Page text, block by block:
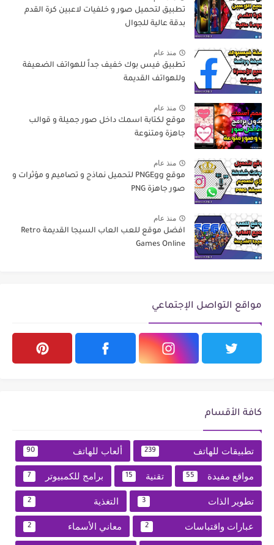
تطبيق لتحميل صور و خلفيات لاعبين كرة القدم
بدقة عالية للجوال
منذ عام
تطبيق فيس بوك خفيف جداً للهواتف الضعيفة
وللهواتف القديمة
منذ عام
موقع لكتابة اسمك داخل صور جميلة و قوالب
جاهزة ومتنوعة
منذ عام
موقع PNGEgg لتحميل نماذج و تصاميم و مؤثرات و
صور جاهزة PNG
منذ عام
افضل موقع للعب العاب السيجا القديمة Retro
Games Online
مواقع التواصل الإجتماعي
كافة الأقسام
تطبيقات للهاتف 239 ألعاب للهاتف 90
مواقع مفيدة 55 تقنية 15 برامج للكمبيوتر 7
تطوير الذات 3 التغذية 2
عبارات واقتباسات 2 معاني الأسماء 2